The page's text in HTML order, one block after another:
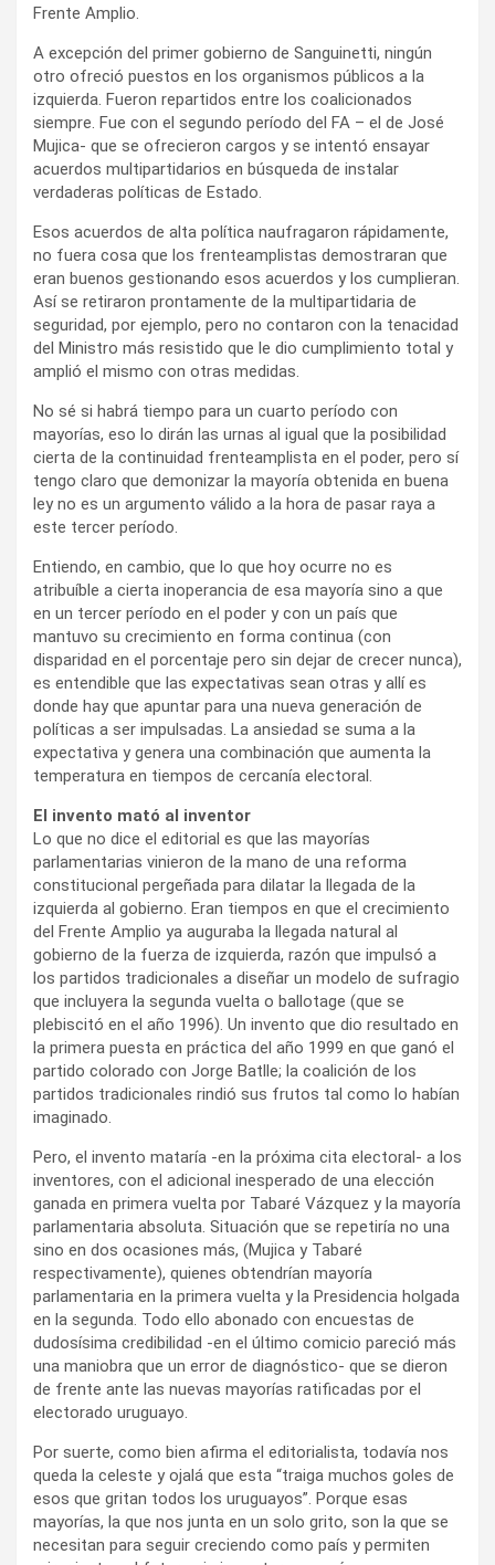
Frente Amplio.
A excepción del primer gobierno de Sanguinetti, ningún
otro ofreció puestos en los organismos públicos a la
izquierda. Fueron repartidos entre los coalicionados
siempre. Fue con el segundo período del FA – el de José
Mujica- que se ofrecieron cargos y se intentó ensayar
acuerdos multipartidarios en búsqueda de instalar
verdaderas políticas de Estado.
Esos acuerdos de alta política naufragaron rápidamente,
no fuera cosa que los frenteamplistas demostraran que
eran buenos gestionando esos acuerdos y los cumplieran.
Así se retiraron prontamente de la multipartidaria de
seguridad, por ejemplo, pero no contaron con la tenacidad
del Ministro más resistido que le dio cumplimiento total y
amplió el mismo con otras medidas.
No sé si habrá tiempo para un cuarto período con
mayorías, eso lo dirán las urnas al igual que la posibilidad
cierta de la continuidad frenteamplista en el poder, pero sí
tengo claro que demonizar la mayoría obtenida en buena
ley no es un argumento válido a la hora de pasar raya a
este tercer período.
Entiendo, en cambio, que lo que hoy ocurre no es
atribuíble a cierta inoperancia de esa mayoría sino a que
en un tercer período en el poder y con un país que
mantuvo su crecimiento en forma continua (con
disparidad en el porcentaje pero sin dejar de crecer nunca),
es entendible que las expectativas sean otras y allí es
donde hay que apuntar para una nueva generación de
políticas a ser impulsadas. La ansiedad se suma a la
expectativa y genera una combinación que aumenta la
temperatura en tiempos de cercanía electoral.
El invento mató al inventor
Lo que no dice el editorial es que las mayorías
parlamentarias vinieron de la mano de una reforma
constitucional pergeñada para dilatar la llegada de la
izquierda al gobierno. Eran tiempos en que el crecimiento
del Frente Amplio ya auguraba la llegada natural al
gobierno de la fuerza de izquierda, razón que impulsó a
los partidos tradicionales a diseñar un modelo de sufragio
que incluyera la segunda vuelta o ballotage (que se
plebiscitó en el año 1996). Un invento que dio resultado en
la primera puesta en práctica del año 1999 en que ganó el
partido colorado con Jorge Batlle; la coalición de los
partidos tradicionales rindió sus frutos tal como lo habían
imaginado.
Pero, el invento mataría -en la próxima cita electoral- a los
inventores, con el adicional inesperado de una elección
ganada en primera vuelta por Tabaré Vázquez y la mayoría
parlamentaria absoluta. Situación que se repetiría no una
sino en dos ocasiones más, (Mujica y Tabaré
respectivamente), quienes obtendrían mayoría
parlamentaria en la primera vuelta y la Presidencia holgada
en la segunda. Todo ello abonado con encuestas de
dudosísima credibilidad -en el último comicio pareció más
una maniobra que un error de diagnóstico- que se dieron
de frente ante las nuevas mayorías ratificadas por el
electorado uruguayo.
Por suerte, como bien afirma el editorialista, todavía nos
queda la celeste y ojalá que esta “traiga muchos goles de
esos que gritan todos los uruguayos”. Porque esas
mayorías, la que nos junta en un solo grito, son la que se
necesitan para seguir creciendo como país y permiten